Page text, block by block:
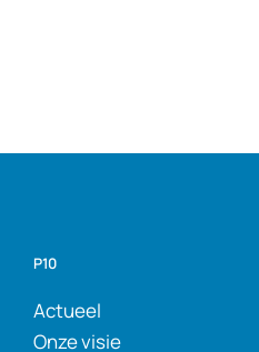
P10
Actueel
Onze visie